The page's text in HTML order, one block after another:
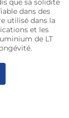
que sa solidité
dans des
utilisé dans la
et les
de LT